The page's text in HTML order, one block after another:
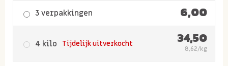
3 verpakkingen 6,00
4 kilo Tijdelijk uitverkocht 34,50
8,62/kg